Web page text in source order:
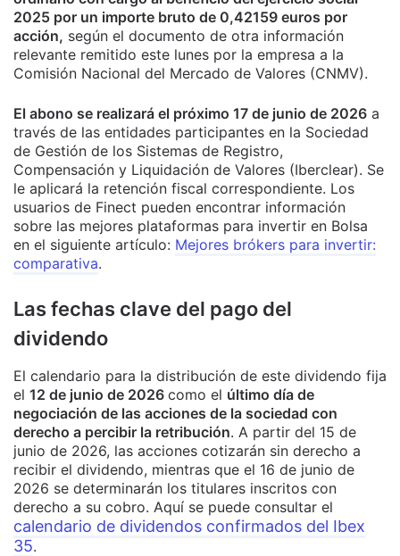
2025 por un importe bruto de 0,42159 euros por
acción, según el documento de otra información
relevante remitido este lunes por la empresa a la
Comisión Nacional del Mercado de Valores (CNMV).
El abono se realizará el próximo 17 de junio de 2026 a
través de las entidades participantes en la Sociedad
de Gestión de los Sistemas de Registro,
Compensación y Liquidación de Valores (Iberclear). Se
le aplicará la retención fiscal correspondiente. Los
usuarios de Finect pueden encontrar información
sobre las mejores plataformas para invertir en Bolsa
en el siguiente artículo: Mejores brókers para invertir:
comparativa.
Las fechas clave del pago del
dividendo
El calendario para la distribución de este dividendo fija
el 12 de junio de 2026 como el último día de
negociación de las acciones de la sociedad con
derecho a percibir la retribución. A partir del 15 de
junio de 2026, las acciones cotizarán sin derecho a
recibir el dividendo, mientras que el 16 de junio de
2026 se determinarán los titulares inscritos con
derecho a su cobro. Aquí se puede consultar el
calendario de dividendos confirmados del Ibex
35.